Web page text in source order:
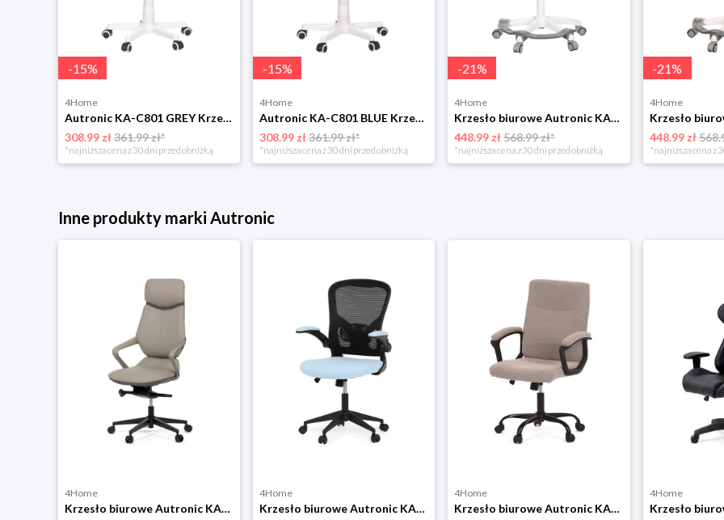
-15%
4Home
Autronic KA-C801 GREY Krzesło biurowe
308.99 zł361.99 zł*
*najniższa cena z 30 dni przed obniżką
-15%
4Home
Autronic KA-C801 BLUE Krzesło biurowe
308.99 zł361.99 zł*
*najniższa cena z 30 dni przed obniżką
-21%
4Home
Krzesło biurowe Autronic KA-C806 GREY
448.99 zł568.99 zł*
*najniższa cena z 30 dni przed obniżką
-21%
4Home
448.99 zł
*najniższa cena z
Inne produkty marki Autronic
4Home
Krzesło biurowe Autronic KA-T8426 GREY
4Home
Krzesło biurowe Autronic KA-V317 BLUE
4Home
Krzesło biurowe Autronic KA-Y391 CRM2
4Home